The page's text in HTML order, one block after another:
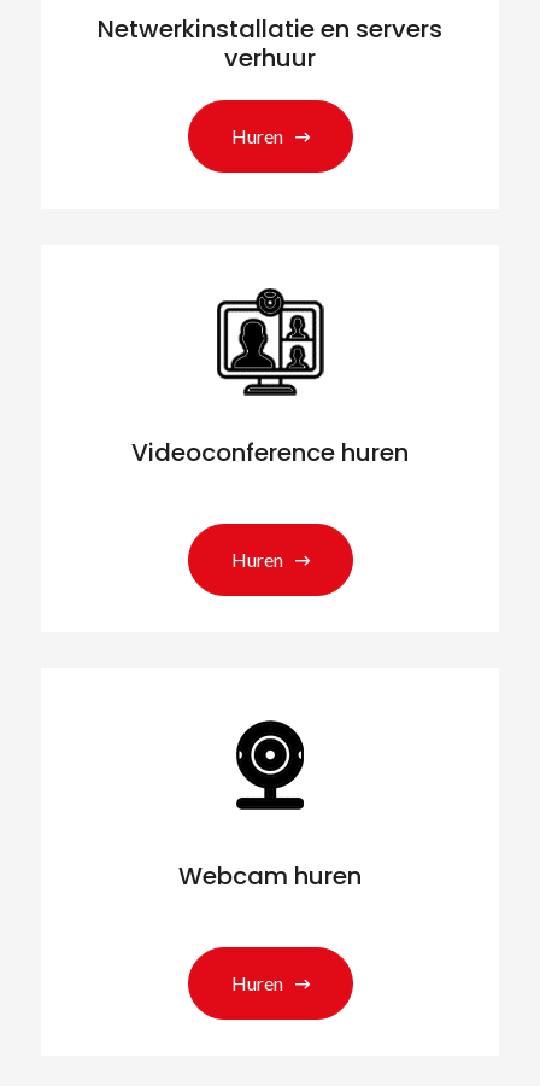
Netwerkinstallatie en servers
verhuur
Huren
Videoconference huren
Huren
Webcam huren
Huren